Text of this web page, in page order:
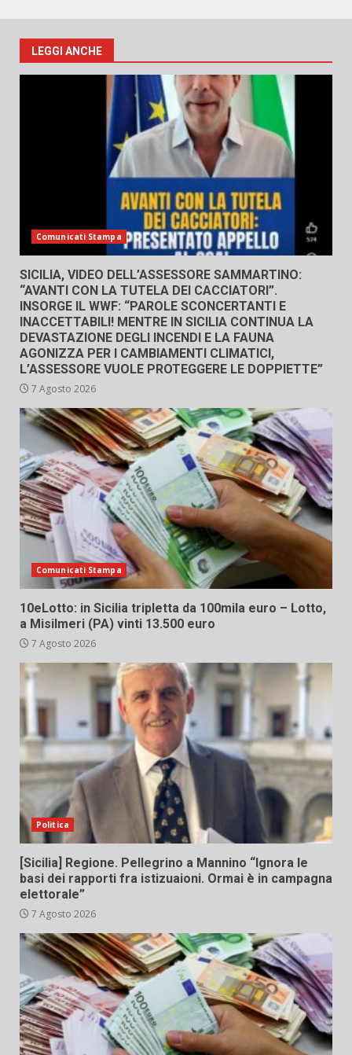
LEGGI ANCHE
Comunicati Stampa
SICILIA, VIDEO DELL’ASSESSORE SAMMARTINO:
“AVANTI CON LA TUTELA DEI CACCIATORI”.
INSORGE IL WWF: “PAROLE SCONCERTANTI E
INACCETTABILI! MENTRE IN SICILIA CONTINUA LA
DEVASTAZIONE DEGLI INCENDI E LA FAUNA
AGONIZZA PER I CAMBIAMENTI CLIMATICI,
L’ASSESSORE VUOLE PROTEGGERE LE DOPPIETTE”
7 Agosto 2026
Comunicati Stampa
10eLotto: in Sicilia tripletta da 100mila euro – Lotto,
a Misilmeri (PA) vinti 13.500 euro
7 Agosto 2026
Politica
[Sicilia] Regione. Pellegrino a Mannino “Ignora le
basi dei rapporti fra istizuaioni. Ormai è in campagna
elettorale”
7 Agosto 2026